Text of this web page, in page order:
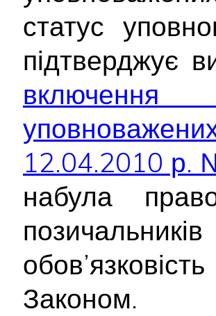
статус
підтверджує
12.04.2010 р.
набула
Законом.